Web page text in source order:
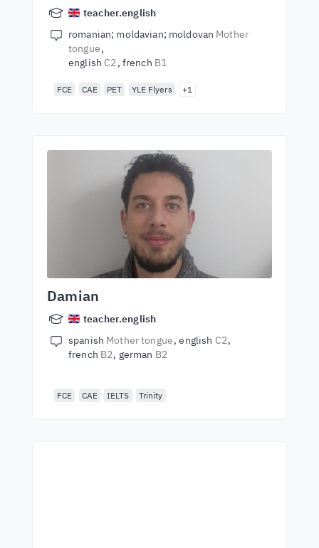
teacher.english
romanian; moldavian; moldovan Mother
tongue
english C2 french B1
FCE CAE PET YLE Flyers +1
Damian
teacher.english
spanish Mother tongue english C2
french B2 german B2
FCE CAE IELTS Trinity